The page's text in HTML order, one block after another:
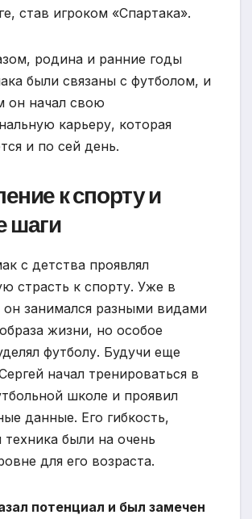
став игроком «Спартака».
родина и ранние годы
были связаны с футболом, и
он начал свою
карьеру, которая
и по сей день.
к спорту и
шаги
с детства проявлял
страсть к спорту. Уже в
занимался разными видами
жизни, но особое
футболу. Будучи еще
начал тренироваться в
школе и проявил
данные. Его гибкость,
техника были на очень
для его возраста.
потенциал и был замечен